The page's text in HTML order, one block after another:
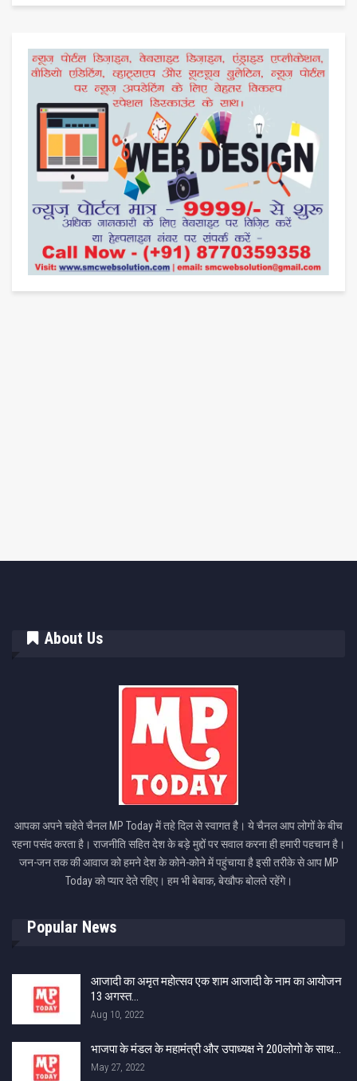
About Us
आपका अपने चहेते चैनल MP Today में तहे दिल से स्वागत है। ये चैनल आप लोगों के बीच
रहना पसंद करता है। राजनीति सहित देश के बड़े मुद्दों पर सवाल करना ही हमारी पहचान है।
जन-जन तक की आवाज को हमने देश के कोने-कोने में पहुंचाया है इसी तरीके से आप MP
Today को प्यार देते रहिए। हम भी बेबाक, बेखौफ बोलते रहेंगे।
Popular News
आजादी का अमृत महोत्सव एक शाम आजादी के नाम का आयोजन
13 अगस्त…
Aug 10, 2022
भाजपा के मंडल के महामंत्री और उपाध्यक्ष ने 200लोगो के साथ…
May 27, 2022